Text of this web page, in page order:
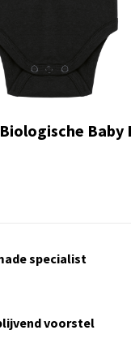
Baby
specialist
voorstel